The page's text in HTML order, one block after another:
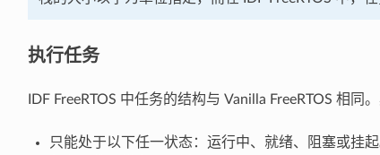
执行任务
IDF FreeRTOS 中任务的结构与 Vanilla FreeRTOS 相同
只能处于以下任一状态：运行中、就绪、阻塞或挂起